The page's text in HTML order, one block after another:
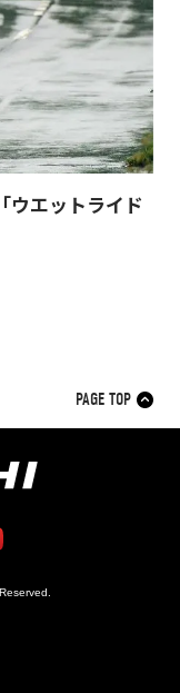
ウエットライド
PAGE TOP